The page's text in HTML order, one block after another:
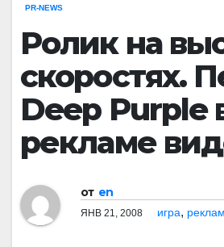
PR-NEWS
Ролик на
скоростях.
Deep Purple
рекламе
от en
ЯНВ 21, 2008 игра,